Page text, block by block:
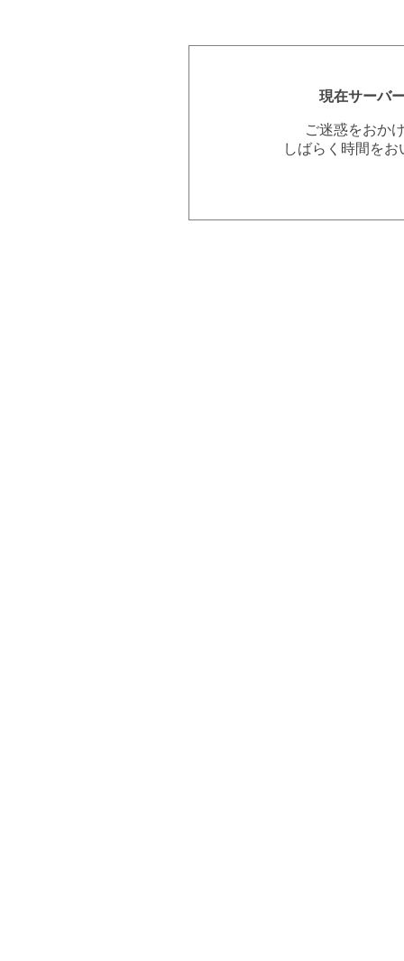
現在サーバ
ご迷惑をおか
しばらく時間を